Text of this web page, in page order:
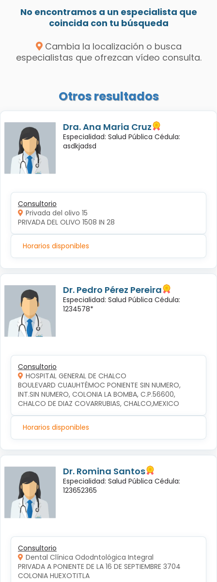
No encontramos a un especialista que
coincida con tu búsqueda
Cambia la localización o busca
especialistas que ofrezcan vídeo consulta.
Otros resultados
Dra. Ana Maria Cruz
Especialidad: Salud Pública Cédula:
asdkjadsd
Consultorio
Privada del olivo 15
PRIVADA DEL OLIVO 1508 IN 28
Horarios disponibles
Dr. Pedro Pérez Pereira
Especialidad: Salud Pública Cédula:
1234578*
Consultorio
HOSPITAL GENERAL DE CHALCO
BOULEVARD CUAUHTÉMOC PONIENTE SIN NUMERO,
INT.SIN NUMERO, COLONIA LA BOMBA, C.P.56600,
CHALCO DE DIAZ COVARRUBIAS, CHALCO,MEXICO
Horarios disponibles
Dr. Romina Santos
Especialidad: Salud Pública Cédula:
123652365
Consultorio
Dental Clínica Ododntológica Integral
PRIVADA A PONIENTE DE LA 16 DE SEPTIEMBRE 3704
COLONIA HUEXOTITLA